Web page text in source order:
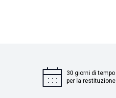
30 giorni di tempo
per la restituzione